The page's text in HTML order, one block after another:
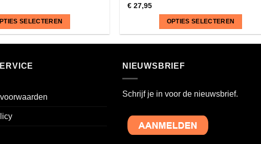
SELECTEREN
€27,95
OPTIES SELECTEREN
heeft
Deze
kan
gekozen
NIEUWSBRIEF
Schrijf je in voor de nieuwsbrief.